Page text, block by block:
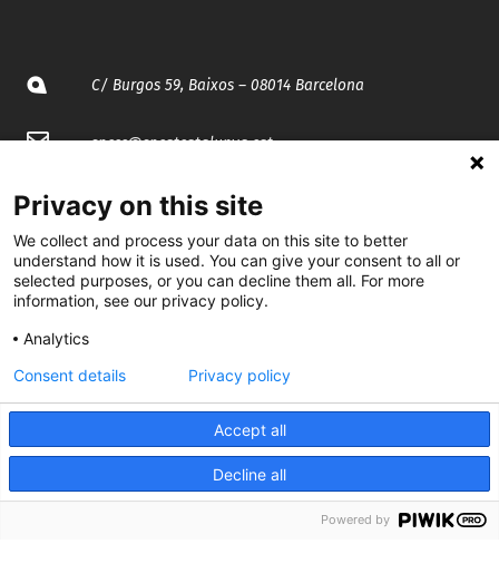
C/ Burgos 59, Baixos – 08014 Barcelona
spccc@spcgtcatalunya.cat
935 120 481
@CGTCatalunya
cgtcatalunya
CGTCatalunya
Desenvolupat per
Privacy on this site
We collect and process your data on this site to better
understand how it is used. You can give your consent to all or
selected purposes, or you can decline them all. For more
information, see our privacy policy.
Analytics
Accept all
Decline all
Consent details Privacy policy
Powered by